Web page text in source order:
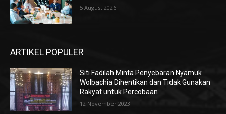
5 August 2026
ARTIKEL POPULER
Siti Fadilah Minta Penyebaran Nyamuk
Wolbachia Dihentikan dan Tidak Gunakan
Rakyat untuk Percobaan
12 November 2023